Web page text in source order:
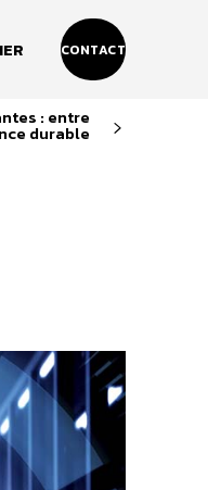
CONTACT
: entre
durable